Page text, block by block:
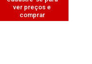
ver preços e
comprar